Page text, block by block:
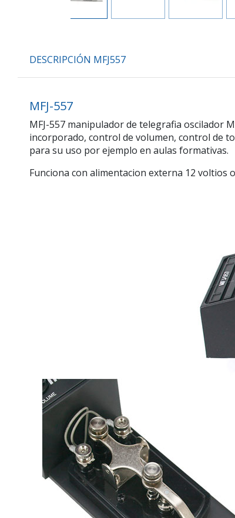
DESCRIPCIÓN MFJ557
MFJ-557
MFJ-557 manipulador de telegrafia oscilador
incorporado, control de volumen, control de
para su uso por ejemplo en aulas formativas.
Funciona con alimentacion externa 12 voltios